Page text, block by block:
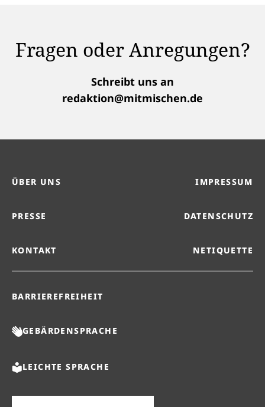
Fragen oder Anregungen?
Schreibt uns an
redaktion@mitmischen.de
ÜBER UNS IMPRESSUM
PRESSE DATENSCHUTZ
KONTAKT NETIQUETTE
BARRIEREFREIHEIT
GEBÄRDENSPRACHE
LEICHTE SPRACHE